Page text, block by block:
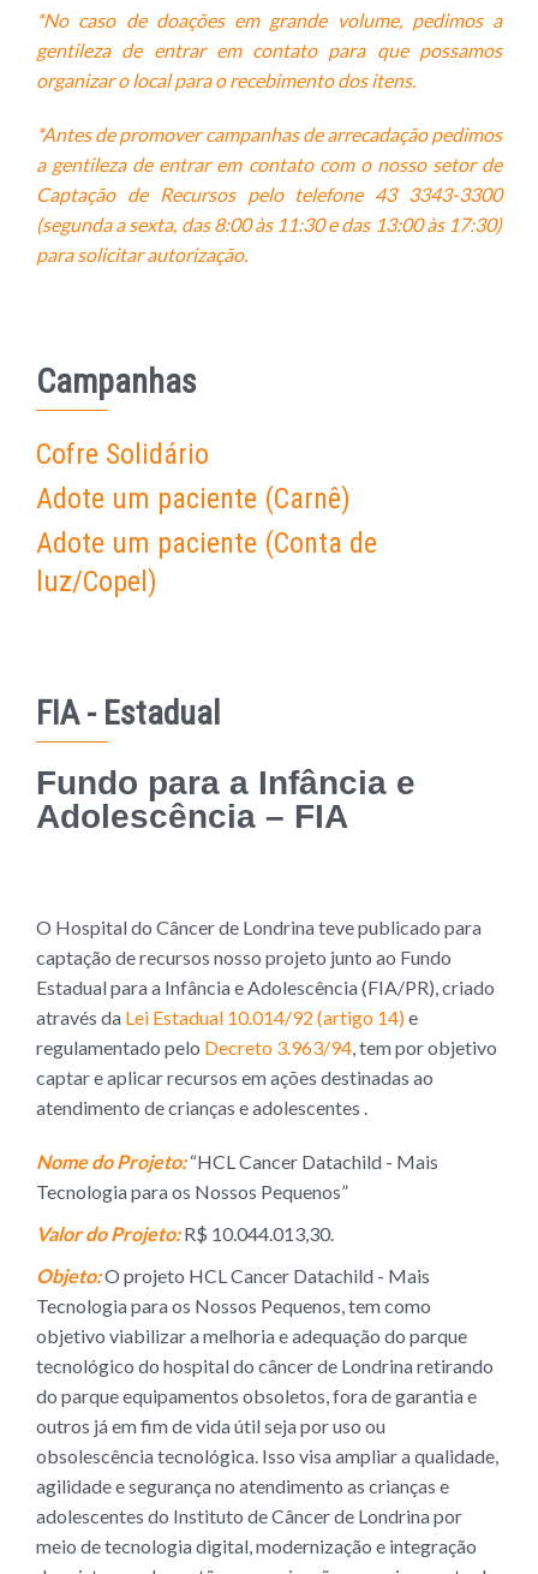
*No caso de doações em grande volume, pedimos a
gentileza de entrar em contato para que possamos
organizar o local para o recebimento dos itens.
*Antes de promover campanhas de arrecadação pedimos
a gentileza de entrar em contato com o nosso setor de
Captação de Recursos pelo telefone 43 3343-3300
(segunda a sexta, das 8:00 às 11:30 e das 13:00 às 17:30)
para solicitar autorização.
Campanhas
Cofre Solidário
Adote um paciente (Carnê)
Adote um paciente (Conta de
luz/Copel)
FIA - Estadual
Fundo para a Infância e
Adolescência – FIA
O Hospital do Câncer de Londrina teve publicado para
captação de recursos nosso projeto junto ao Fundo
Estadual para a Infância e Adolescência (FIA/PR), criado
através da Lei Estadual 10.014/92 (artigo 14)e
regulamentado pelo Decreto 3.963/94, tem por objetivo
captar e aplicar recursos em ações destinadas ao
atendimento de crianças e adolescentes .
Nome do Projeto:“HCL Cancer Datachild - Mais
Tecnologia para os Nossos Pequenos”
Valor do Projeto:R$ 10.044.013,30.
Objeto:O projeto HCL Cancer Datachild - Mais
Tecnologia para os Nossos Pequenos, tem como
objetivo viabilizar a melhoria e adequação do parque
tecnológico do hospital do câncer de Londrina retirando
do parque equipamentos obsoletos, fora de garantia e
outros já em fim de vida útil seja por uso ou
obsolescência tecnológica. Isso visa ampliar a qualidade,
agilidade e segurança no atendimento as crianças e
adolescentes do Instituto de Câncer de Londrina por
meio de tecnologia digital, modernização e integração